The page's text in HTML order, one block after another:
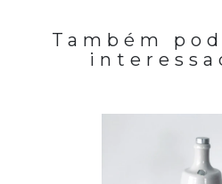
Também